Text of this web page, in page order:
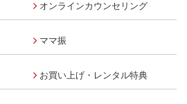
オンラインカウンセリング
ママ振
お買い上げ・レンタル特典